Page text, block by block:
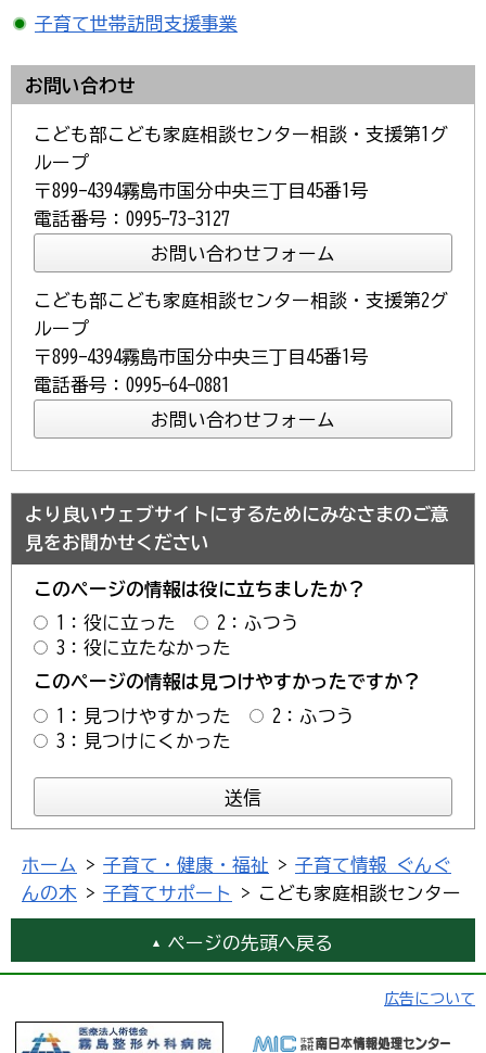
子育て世帯訪問支援事業
お問い合わせ
こども部こども家庭相談センター相談・支援第1グ
ループ
〒899-4394霧島市国分中央三丁目45番1号
電話番号：0995-73-3127
こども部こども家庭相談センター相談・支援第2グ
ループ
〒899-4394霧島市国分中央三丁目45番1号
電話番号：0995-64-0881
より良いウェブサイトにするためにみなさまのご意
見をお聞かせください
このページの情報は役に立ちましたか？
1：役に立った
2：ふつう
3：役に立たなかった
このページの情報は見つけやすかったですか？
1：見つけやすかった
2：ふつう
3：見つけにくかった
ホーム > 子育て・健康・福祉 > 子育て情報 ぐんぐ
んの木 > 子育てサポート > こども家庭相談センター
ページの先頭へ戻る
広告について